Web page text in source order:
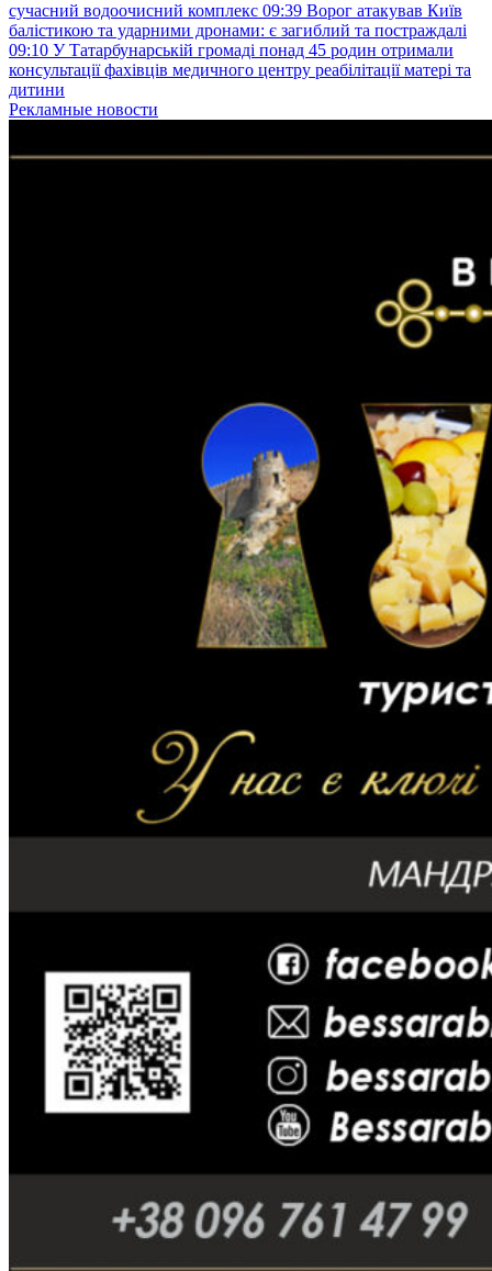
сучасний водоочисний комплекс 09:39 Ворог атакував Київ
балістикою та ударними дронами: є загиблий та постраждалі
09:10 У Татарбунарській громаді понад 45 родин отримали
консультації фахівців медичного центру реабілітації матері та
дитини
Рекламные новости